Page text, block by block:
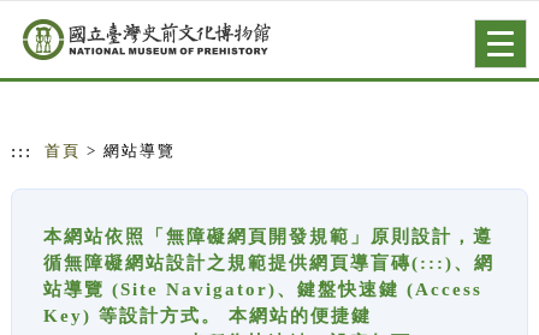
跳到主要內容
網站導覽
::: 首頁 > 網站導覽
本網站依照「無障礙網頁開發規範」原則設計，遵
循無障礙網站設計之規範提供網頁導盲磚(:::)、網
站導覽 (Site Navigator)、鍵盤快速鍵 (Access
Key) 等設計方式。 本網站的便捷鍵